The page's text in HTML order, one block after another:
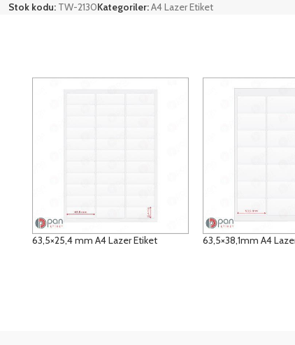
Stok kodu: TW-2130Kategoriler:A4 Lazer Etiket
63,5×25,4 mm A4 Lazer Etiket 63,5×38,1mm A4